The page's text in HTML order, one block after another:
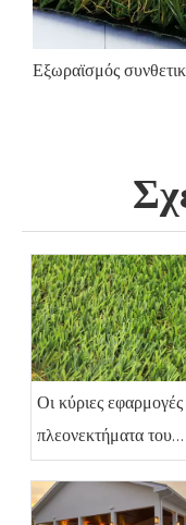
Εξωραϊσμός συνθετικό γρασίδι
Οι κύριες εφαρμογές
πλεονεκτήματα του